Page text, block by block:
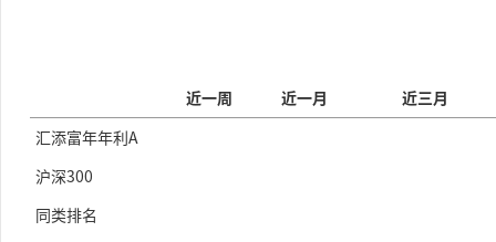
近一周 近一月
近三月
汇添富年年利A
沪深300
同类排名